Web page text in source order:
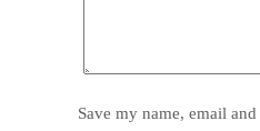
Save my name, email